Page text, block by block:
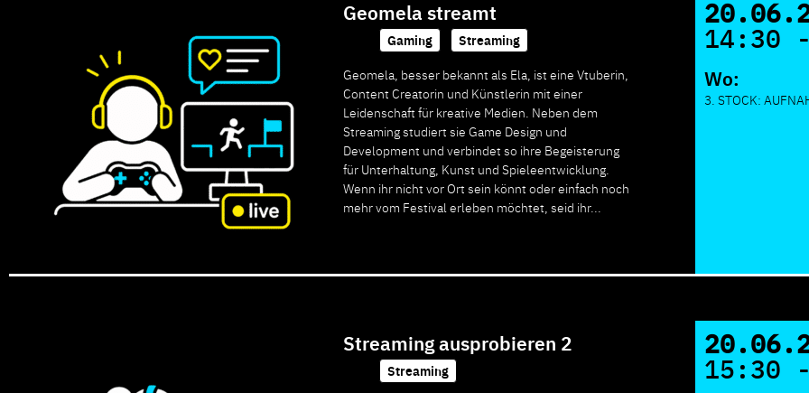
Geomela streamt
Gaming
Streaming
Geomela, besser bekannt als Ela, ist eine Vtuberin,
Content Creatorin und Künstlerin mit einer
Leidenschaft für kreative Medien. Neben dem
Streaming studiert sie Game Design und
Development und verbindet so ihre Begeisterung
für Unterhaltung, Kunst und Spieleentwicklung.
Wenn ihr nicht vor Ort sein könnt oder einfach noch
mehr vom Festival erleben möchtet, seid ihr...
14:30
Wo:
3. STOCK:
Streaming ausprobieren 2
Streaming
15:30